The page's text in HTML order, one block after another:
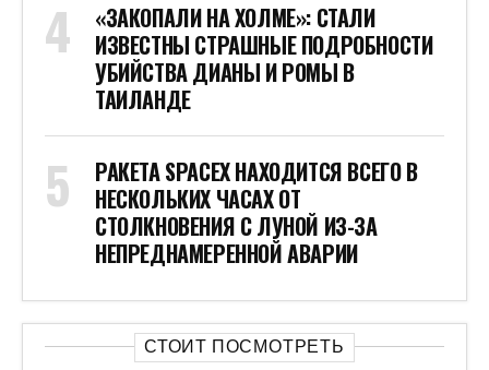
«ЗАКОПАЛИ НА ХОЛМЕ»: СТАЛИ
ИЗВЕСТНЫ СТРАШНЫЕ ПОДРОБНОСТИ
УБИЙСТВА ДИАНЫ И РОМЫ В
ТАИЛАНДЕ
РАКЕТА SPACEX НАХОДИТСЯ ВСЕГО В
НЕСКОЛЬКИХ ЧАСАХ ОТ
СТОЛКНОВЕНИЯ С ЛУНОЙ ИЗ-ЗА
НЕПРЕДНАМЕРЕННОЙ АВАРИИ
СТОИТ ПОСМОТРЕТЬ